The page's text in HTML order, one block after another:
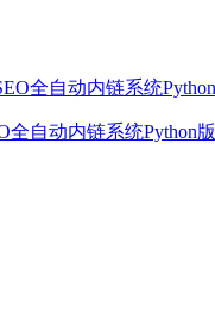
全自动内链系统Python版